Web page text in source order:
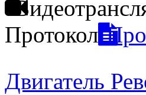
Протокол
Двигатель